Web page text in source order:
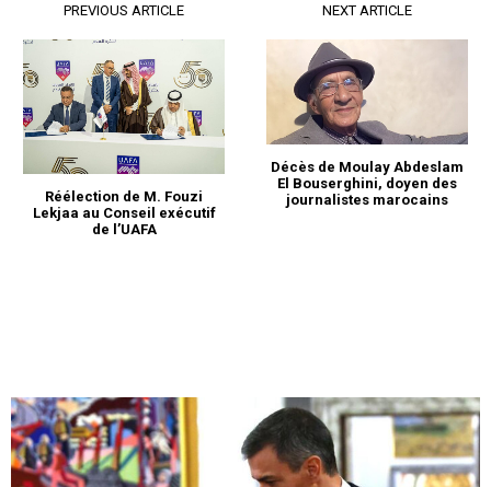
PREVIOUS ARTICLE
Réélection de M. Fouzi
Lekjaa au Conseil exécutif
de l’UAFA
NEXT ARTICLE
Décès de Moulay Abdeslam
El Bouserghini, doyen des
journalistes marocains